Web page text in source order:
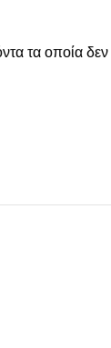
οποία δεν